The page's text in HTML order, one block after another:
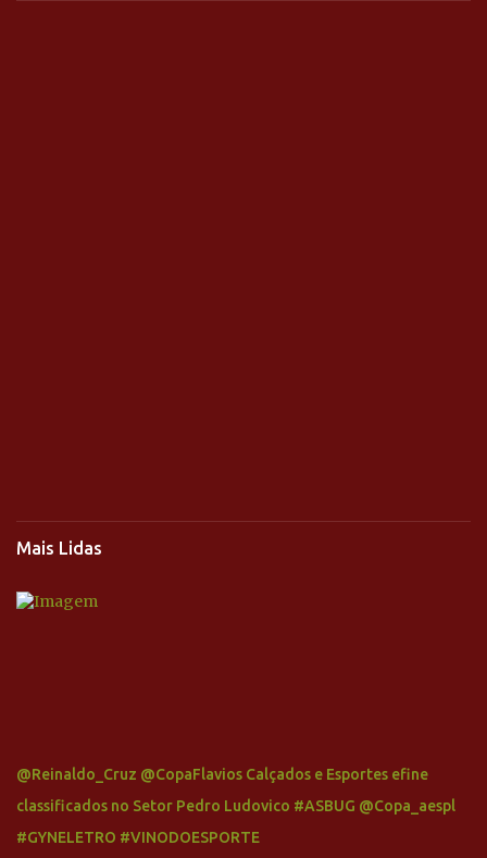
Mais Lidas
@Reinaldo_Cruz @CopaFlavios Calçados e Esportes efine
classificados no Setor Pedro Ludovico #ASBUG @Copa_aespl
#GYNELETRO #VINODOESPORTE